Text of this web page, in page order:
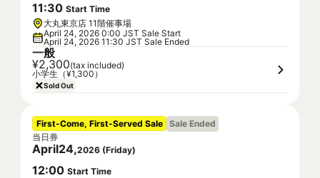
11:30 Start Time
大丸東京店 11階催事場
April 24, 2026 0:00 JST Sale Start
April 24, 2026 11:30 JST Sale Ended
一般
¥2,300(tax included)
小学生（¥1,300）
Sold Out
First-Come, First-Served Sale Sale Ended
当日券
April24,2026 (Friday)
12:00 Start Time